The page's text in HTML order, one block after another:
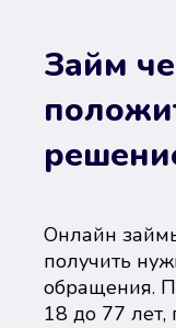
Займ
Онлайн
получить
обращения.
18 до 77 лет,